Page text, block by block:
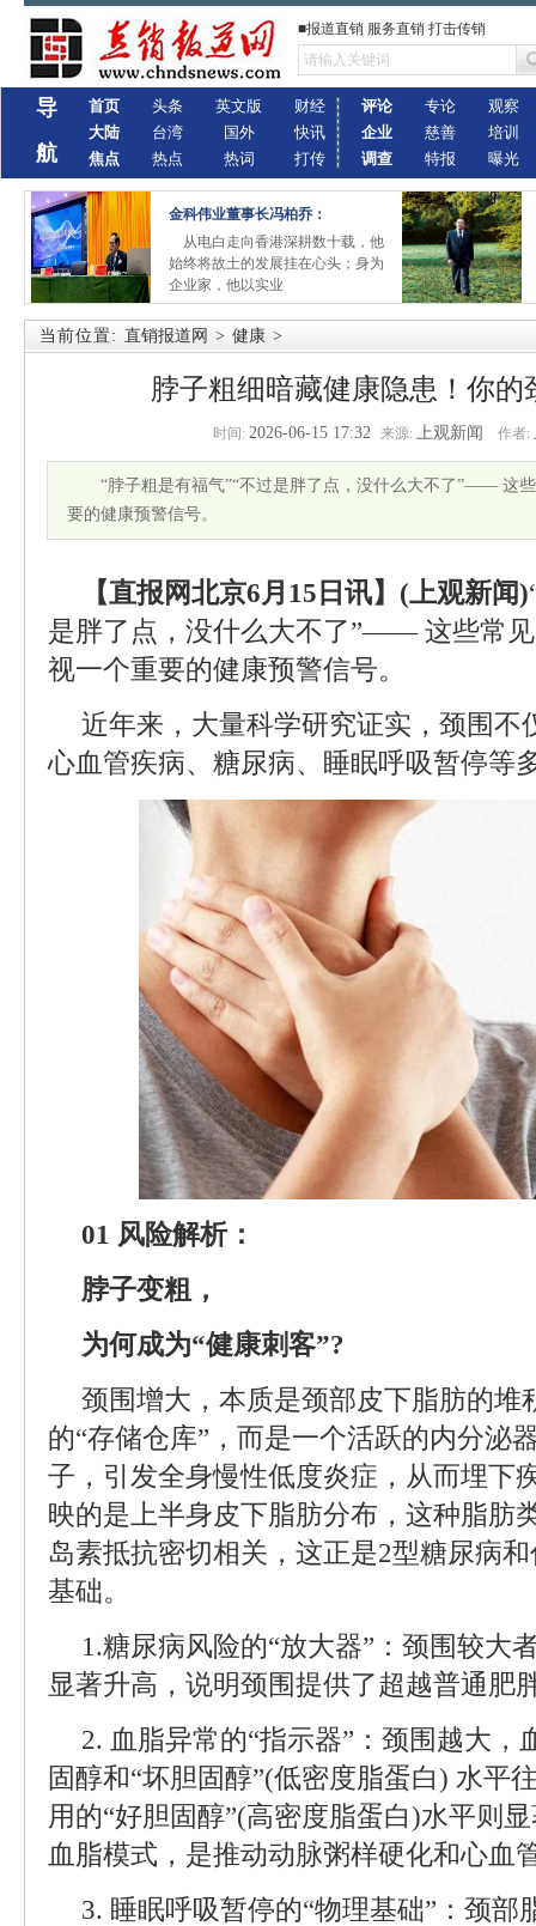
■报道直销 服务直销 打击传销
导
航
首页
大陆
焦点
头条
台湾
热点
英文版
国外
热词
财经
快讯
打传
评论
企业
调查
专论
慈善
特报
观察
培训
曝光
金科伟业董事长冯柏乔：
从电白走向香港深耕数十载，他
始终将故土的发展挂在心头；身为
企业家，他以实业
当前位置: 直销报道网 > 健康 >
脖子粗细暗藏健康隐患！你的
时间: 2026-06-15 17:32 来源: 上观新闻 作者:
“脖子粗是有福气”“不过是胖了点，没什么大不了”—— 这
要的健康预警信号。
【直报网北京6月15日讯】(上观新闻)
是胖了点，没什么大不了”—— 这些常
视一个重要的健康预警信号。
近年来，大量科学研究证实，颈围不
心血管疾病、糖尿病、睡眠呼吸暂停等
01 风险解析：
脖子变粗，
为何成为“健康刺客”?
颈围增大，本质是颈部皮下脂肪的堆
的“存储仓库”，而是一个活跃的内分泌
子，引发全身慢性低度炎症，从而埋下
映的是上半身皮下脂肪分布，这种脂肪
岛素抵抗密切相关，这正是2型糖尿病
基础。
1.糖尿病风险的“放大器”：颈围较大
显著升高，说明颈围提供了超越普通肥
2. 血脂异常的“指示器”：颈围越大，
固醇和“坏胆固醇”(低密度脂蛋白) 水平
用的“好胆固醇”(高密度脂蛋白)水平则
血脂模式，是推动动脉粥样硬化和心血
3. 睡眠呼吸暂停的“物理基础”：颈部